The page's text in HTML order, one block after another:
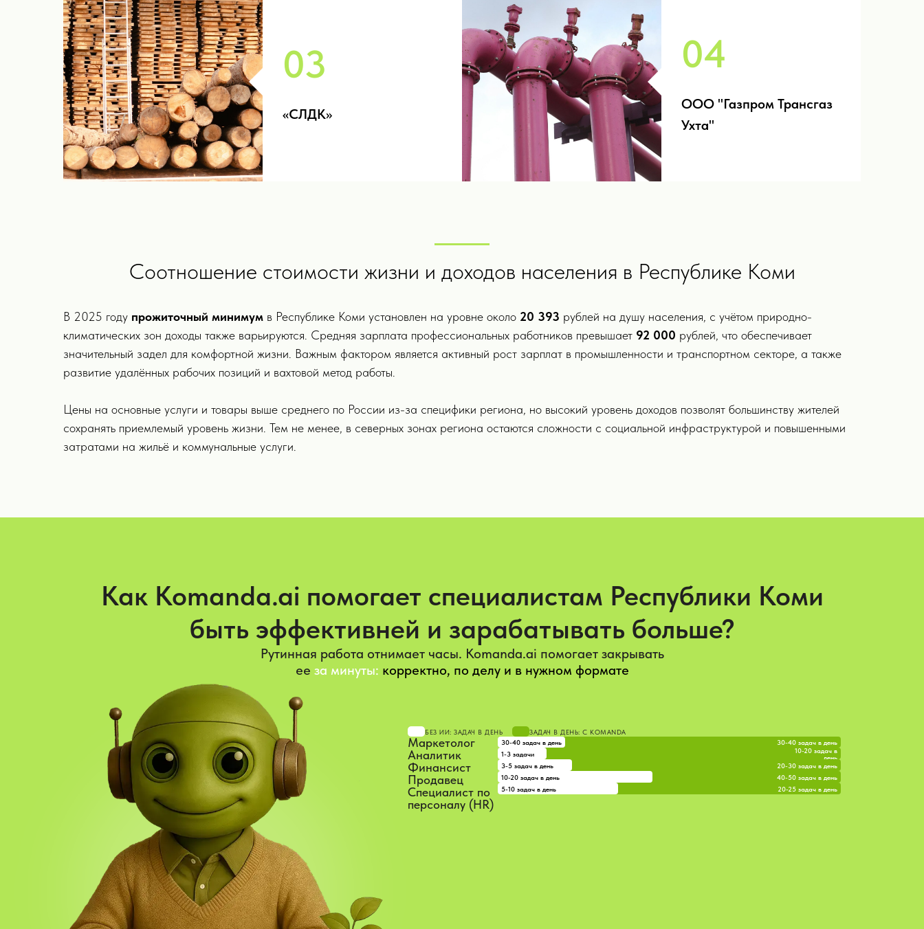
03
«СЛДК»
04
ООО "Газпром Трансгаз
Ухта"
Соотношение стоимости жизни и доходов населения в Республике Коми
В 2025 году прожиточный минимум в Республике Коми установлен на уровне около 20 393 рублей на душу населения, с учётом природно-
климатических зон доходы также варьируются. Средняя зарплата профессиональных работников превышает 92 000 рублей, что обеспечивает
значительный задел для комфортной жизни. Важным фактором является активный рост зарплат в промышленности и транспортном секторе, а также
развитие удалённых рабочих позиций и вахтовой метод работы.
Цены на основные услуги и товары выше среднего по России из-за специфики региона, но высокий уровень доходов позволят большинству жителей
сохранять приемлемый уровень жизни. Тем не менее, в северных зонах региона остаются сложности с социальной инфраструктурой и повышенными
затратами на жильё и коммунальные услуги.
Как Komanda.ai помогает специалистам Республики Коми
быть эффективней и зарабатывать больше?
Рутинная работа отнимает часы. Komanda.ai помогает закрывать
ее за минуты: корректно, по делу и в нужном формате
БЕЗ ИИ: ЗАДАЧ В ДЕНЬ ЗАДАЧ В ДЕНЬ: С KOMANDA
Маркетолог
Аналитик
Финансист
Продавец
Специалист по
персоналу (HR)
30-40 задач в день
30-40 задач в день
1-3 задачи
10-20 задач в
день
3-5 задач в день
20-30 задач в день
10-20 задач в день
40-50 задач в день
5-10 задач в день
20-25 задач в день